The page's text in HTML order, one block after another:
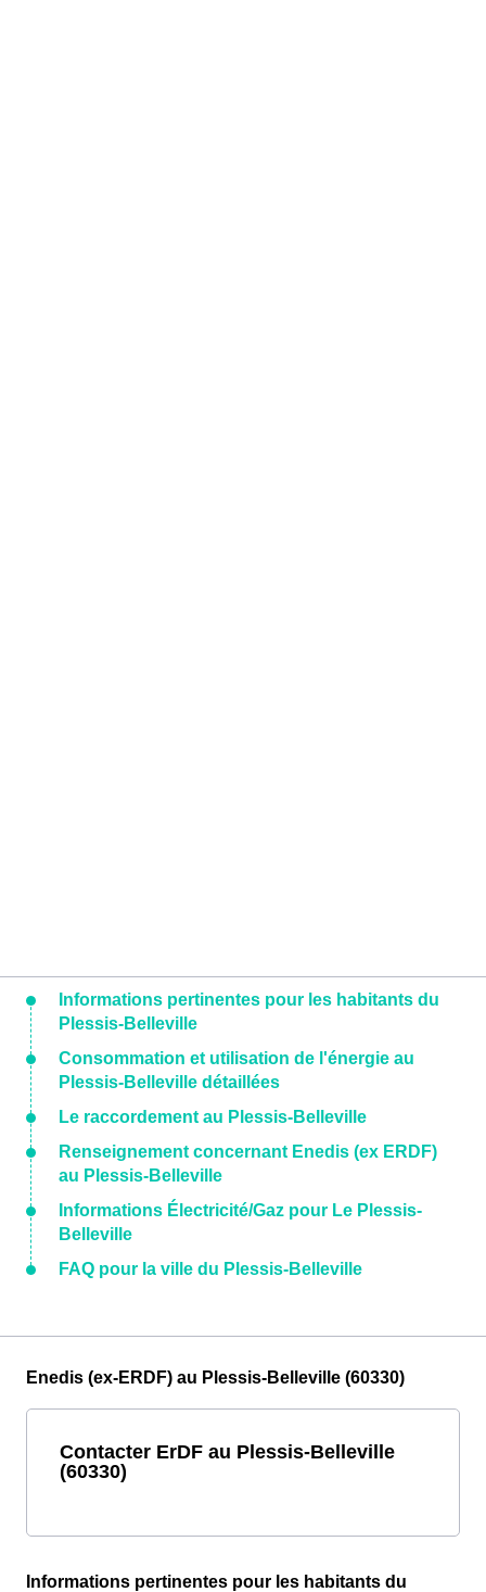
Informations pertinentes pour les habitants du
Plessis-Belleville
Consommation et utilisation de l'énergie au
Plessis-Belleville détaillées
Le raccordement au Plessis-Belleville
Renseignement concernant Enedis (ex ERDF)
au Plessis-Belleville
Informations Électricité/Gaz pour Le Plessis-
Belleville
FAQ pour la ville du Plessis-Belleville
Enedis (ex-ERDF) au Plessis-Belleville (60330)
Contacter ErDF au Plessis-Belleville
(60330)
Informations pertinentes pour les habitants du